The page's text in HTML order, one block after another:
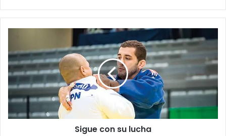
g
u
e
c
o
s
Sigue con su lucha